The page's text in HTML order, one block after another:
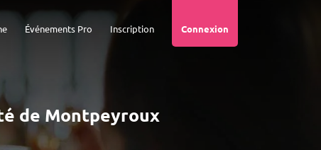
Connexion
Inscription
Événements Pro
de Montpeyroux